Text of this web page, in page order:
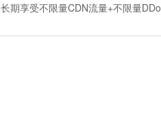
长期享受不限量CDN流量+不限量